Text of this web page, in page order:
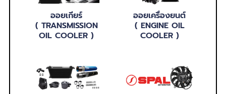
ออยเกียร์
( TRANSMISSION
OIL COOLER )
ออยเครื่องยนต์
( ENGINE OIL
COOLER )